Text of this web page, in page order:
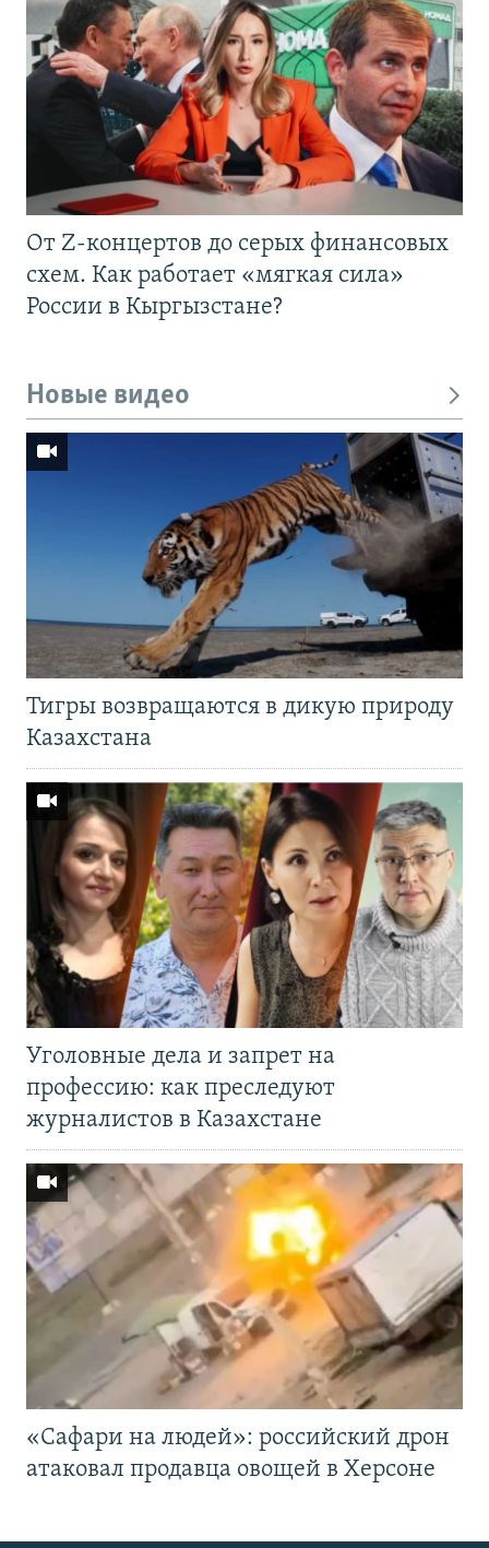
От Z-концертов до серых финансовых
схем. Как работает «мягкая сила»
России в Кыргызстане?
Новые видео
Тигры возвращаются в дикую природу
Казахстана
Уголовные дела и запрет на
профессию: как преследуют
журналистов в Казахстане
«Cафари на людей»: российский дрон
атаковал продавца овощей в Херсоне